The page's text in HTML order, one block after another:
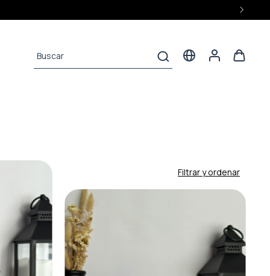
Filtrar y ordenar